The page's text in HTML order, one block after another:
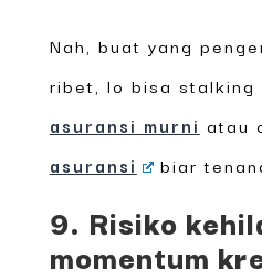
Nah, buat yang
ribet, lo bisa stalking
asuransi murni atau
asuransi
biar
9. Risiko
momentum